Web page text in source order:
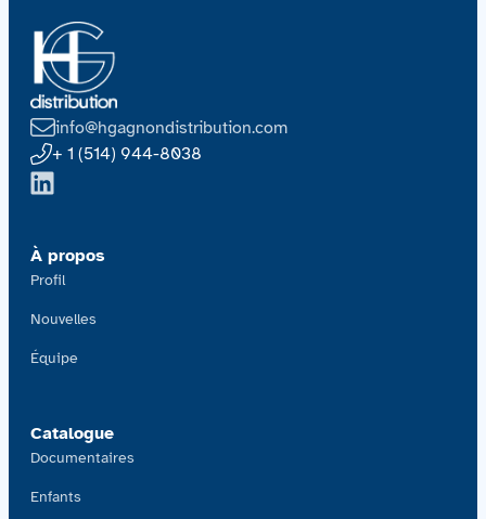
info@hgagnondistribution.com
+ 1 (514) 944-8038
À propos
Profil
Nouvelles
Équipe
Catalogue
Documentaires
Enfants